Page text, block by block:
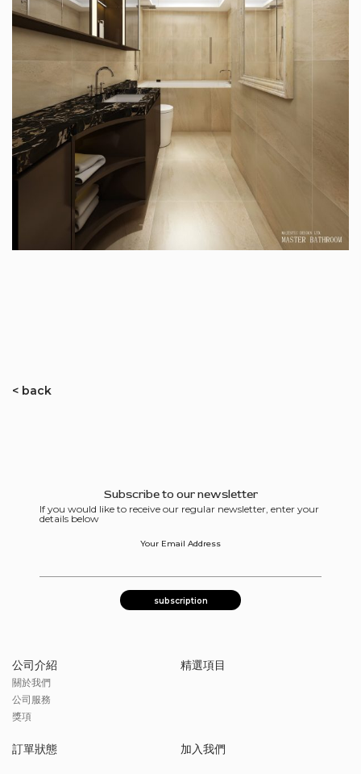
< back
公司介紹
關於我們
公司服務
獎項
精選項目
訂單狀態 加入我們
Subscribe to our newsletter
If you would like to receive our regular newsletter, enter your
details below
Your Email Address